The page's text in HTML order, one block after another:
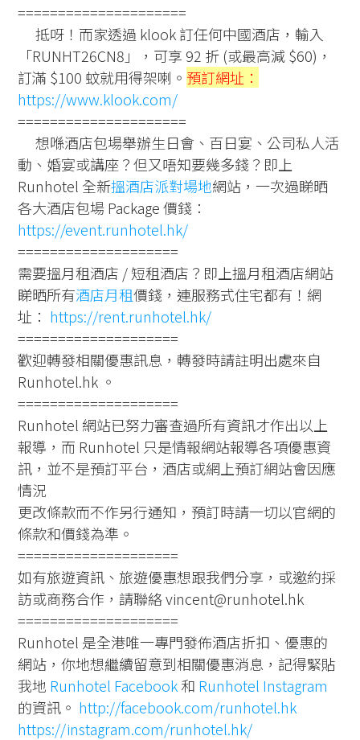
=====================
抵呀！而家透過 klook 訂任何中國酒店，輸入
「RUNHT26CN8」，可享 92 折 (或最高減 $60)，
訂滿 $100 蚊就用得架喇。 預訂網址：
https://www.klook.com/
=====================
想喺酒店包場舉辦生日會、百日宴、公司私人活
動、婚宴或講座？但又唔知要幾多錢？即上
Runhotel 全新搵酒店派對場地網站，一次過睇晒
各大酒店包場 Package 價錢：
https://event.runhotel.hk/
====================
需要搵月租酒店 / 短租酒店？即上搵月租酒店網站
睇晒所有酒店月租價錢，連服務式住宅都有！網
址： https://rent.runhotel.hk/
====================
歡迎轉發相關優惠訊息，轉發時請註明出處來自
Runhotel.hk 。
====================
Runhotel 網站已努力審查過所有資訊才作出以上
報導，而 Runhotel 只是情報網站報導各項優惠資
訊，並不是預訂平台，酒店或網上預訂網站會因應
情況
更改條款而不作另行通知，預訂時請一切以官網的
條款和價錢為準。
====================
如有旅遊資訊、旅遊優惠想跟我們分享，或邀約採
訪或商務合作，請聯絡 vincent@runhotel.hk
====================
Runhotel 是全港唯一專門發佈酒店折扣、優惠的
網站，你地想繼續留意到相關優惠消息，記得緊貼
我地 Runhotel Facebook和 Runhotel Instagram
的資訊。 http://facebook.com/runhotel.hk
https://instagram.com/runhotel.hk/